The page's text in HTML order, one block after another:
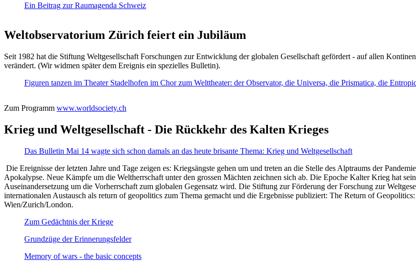
Ein Beitrag zur Raumagenda Schweiz
Weltobservatorium Zürich feiert ein Jubiläum
Seit 1982 hat die Stiftung Weltgesellschaft Forschungen zur Entwicklung der globalen Gesellschaft gefördert - auf allen
verändert. (Wir widmen später dem Ereignis ein spezielles Bulletin).
Figuren tanzen im Theater Stadelhofen im Chor zum Welttheater: der Observator, die Universa, die Prismatica, die
Zum Programm www.worldsociety.ch
Krieg und Weltgesellschaft - Die Rückkehr des Kalten Krieges
Das Bulletin Mai 14 wagte sich schon damals an das heute brisante Thema: Krieg und Weltgesellschaft
Die Ereignisse der letzten Jahre und Tage zeigen es: Kriegsängste gehen um und treten an die Stelle des Alptraums der
Apokalypse. Neue Kämpfe um die Weltherrschaft unter den grossen Mächten zeichnen sich ab. Die Epoche Kalter Krieg hat
Auseinandersetzung um die Vorherrschaft zum globalen Gegensatz wird. Die Stiftung zur Förderung der Forschung zur
internationalen Austausch als return of geopolitics zum Thema gemacht und die Ergebnisse publiziert: The Return of
Wien/Zurich/London.
Zum Gedächtnis der Kriege
Grundzüge der Erinnerungsfelder
Memory of wars - the basic concepts